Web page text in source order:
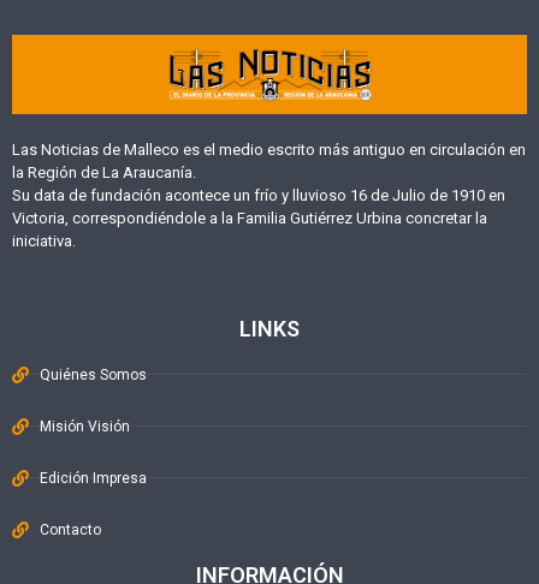
Las Noticias de Malleco es el medio escrito más antiguo en circulación en
la Región de La Araucanía.
Su data de fundación acontece un frío y lluvioso 16 de Julio de 1910 en
Victoria, correspondiéndole a la Familia Gutiérrez Urbina concretar la
iniciativa.
LINKS
Quiénes Somos
Misión Visión
Edición Impresa
Contacto
INFORMACIÓN